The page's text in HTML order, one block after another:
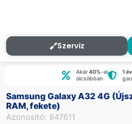
Szerviz
Akár40%-al
olcsóbban
1 év
Samsung Galaxy A32 4G
RAM, fekete)
Azonosító: 847611